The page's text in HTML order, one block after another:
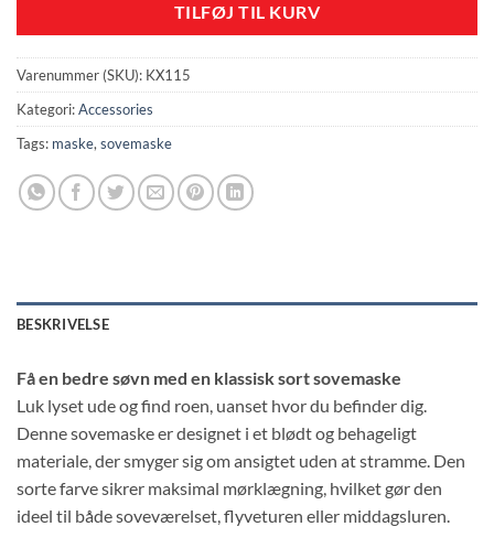
TILFØJ TIL KURV
Varenummer (SKU): KX115
Kategori:Accessories
Tags: maske,sovemaske
BESKRIVELSE
Få en bedre søvn med en klassisk sort sovemaske
Luk lyset ude og find roen, uanset hvor du befinder dig.
Denne sovemaske er designet i et blødt og behageligt
materiale, der smyger sig om ansigtet uden at stramme. Den
sorte farve sikrer maksimal mørklægning, hvilket gør den
ideel til både soveværelset, flyveturen eller middagsluren.